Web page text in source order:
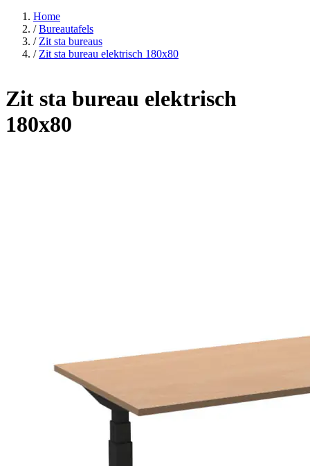
Home
/ Bureautafels
/ Zit sta bureaus
/ Zit sta bureau elektrisch 180x80
Zit sta bureau elektrisch
180x80